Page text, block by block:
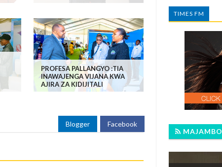
PROFESA PALLANGYO :TIA
INAWAJENGA VIJANA KWA
AJIRA ZA KIDIJITALI
Blogger Facebook
TIMES FM
MAJAMBO